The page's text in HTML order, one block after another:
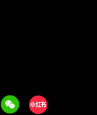
WeechatXiaohongshu/